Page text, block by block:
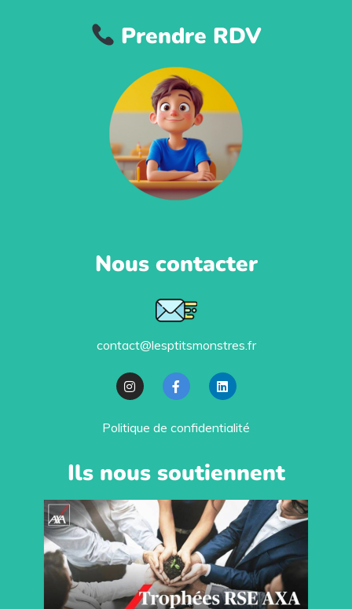
Prendre RDV
Nous contacter
contact@lesptitsmonstres.fr
Politique de confidentialité
Ils nous soutiennent